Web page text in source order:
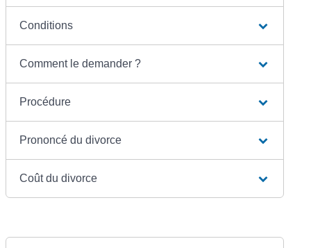
Conditions
Comment le demander ?
Procédure
Prononcé du divorce
Coût du divorce